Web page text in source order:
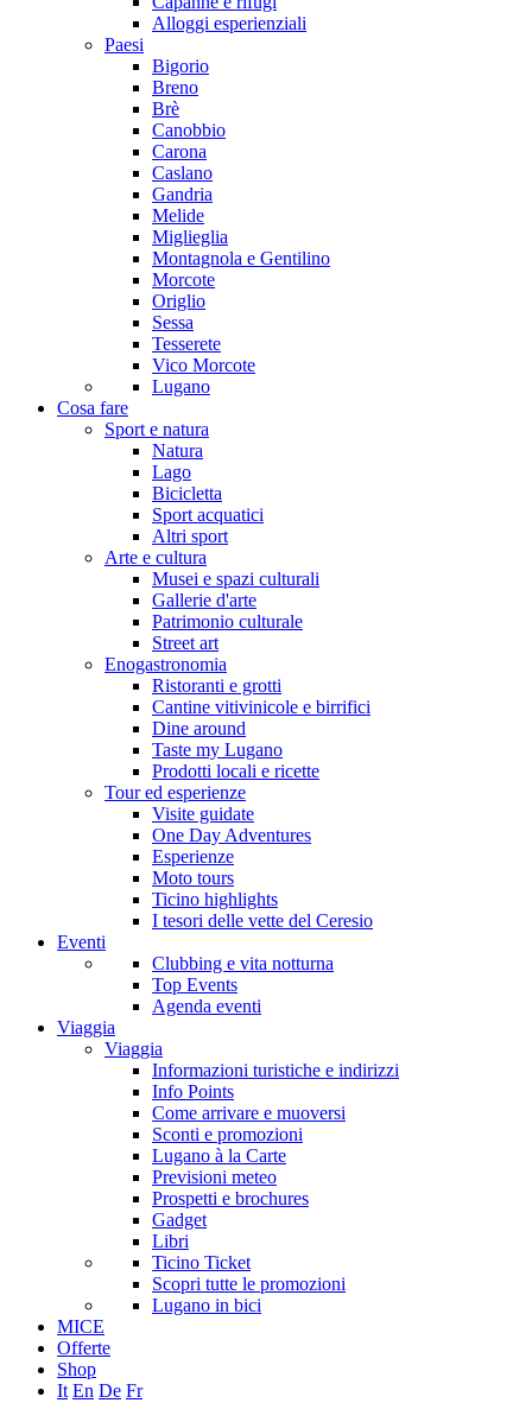
Alloggi esperienziali
Paesi
Bigorio
Breno
Brè
Canobbio
Carona
Caslano
Gandria
Melide
Miglieglia
Montagnola e Gentilino
Morcote
Origlio
Sessa
Tesserete
Vico Morcote
Lugano
Cosa fare
Sport e natura
Natura
Lago
Bicicletta
Sport acquatici
Altri sport
Arte e cultura
Musei e spazi culturali
Gallerie d'arte
Patrimonio culturale
Street art
Enogastronomia
Ristoranti e grotti
Cantine vitivinicole e birrifici
Dine around
Taste my Lugano
Prodotti locali e ricette
Tour ed esperienze
Visite guidate
One Day Adventures
Esperienze
Moto tours
Ticino highlights
I tesori delle vette del Ceresio
Eventi
Clubbing e vita notturna
Top Events
Agenda eventi
Viaggia
Viaggia
Informazioni turistiche e indirizzi
Info Points
Come arrivare e muoversi
Sconti e promozioni
Lugano à la Carte
Previsioni meteo
Prospetti e brochures
Gadget
Libri
Ticino Ticket
Scopri tutte le promozioni
Lugano in bici
MICE
Offerte
Shop
It En De Fr